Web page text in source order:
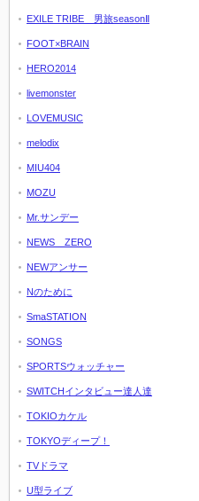
EXILE TRIBE 男旅seasonⅡ
FOOT×BRAIN
HERO2014
livemonster
LOVEMUSIC
melodix
MIU404
MOZU
Mr.サンデー
NEWS ZERO
NEWアンサー
Nのために
SmaSTATION
SONGS
SPORTSウォッチャー
SWITCHインタビュー達人達
TOKIOカケル
TOKYOディープ！
TVドラマ
U型ライブ